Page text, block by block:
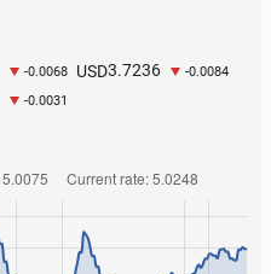
-0.0068 USD3.7236 -0.0084
-0.0031